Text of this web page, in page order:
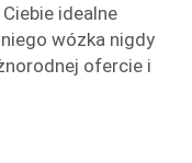
idealne
wózka nigdy
ofercie i